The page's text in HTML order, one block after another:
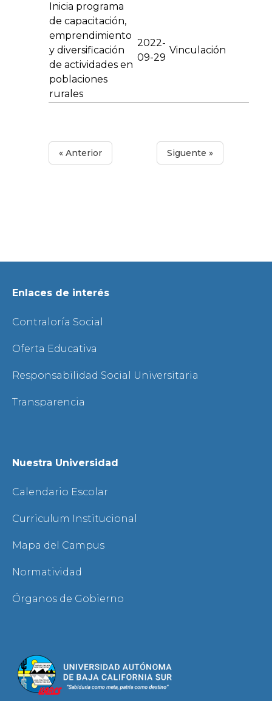
Inicia programa
de capacitación,
emprendimiento
y diversificación
de actividades en
poblaciones
rurales
2022-
09-29
Vinculación
« Anterior Siguente »
Enlaces de interés
Contraloría Social
Oferta Educativa
Responsabilidad Social Universitaria
Transparencia
Nuestra Universidad
Calendario Escolar
Curriculum Institucional
Mapa del Campus
Normatividad
Órganos de Gobierno